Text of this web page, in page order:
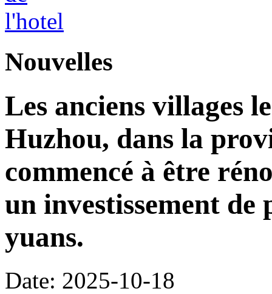
Nouvelles
Les anciens villages
Huzhou, dans la
commencé à être
un investissement
yuans.
Date: 2025-10-18